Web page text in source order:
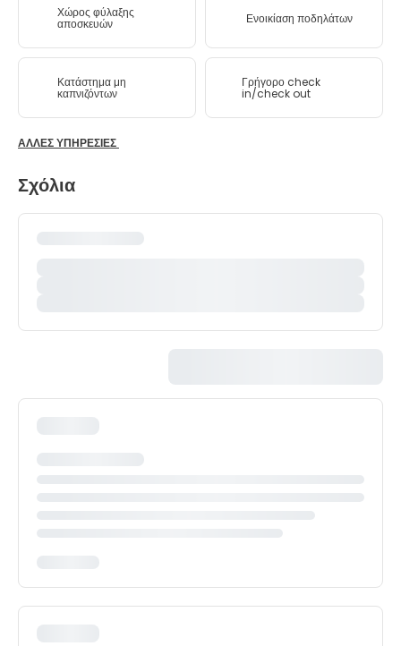
Χώρος φύλαξης
αποσκευών Ενοικίαση ποδηλάτων
Κατάστημα μη
καπνιζόντων
Γρήγορο check
in/check out
ΆΛΛΕΣ ΥΠΗΡΕΣΊΕΣ
Σχόλια